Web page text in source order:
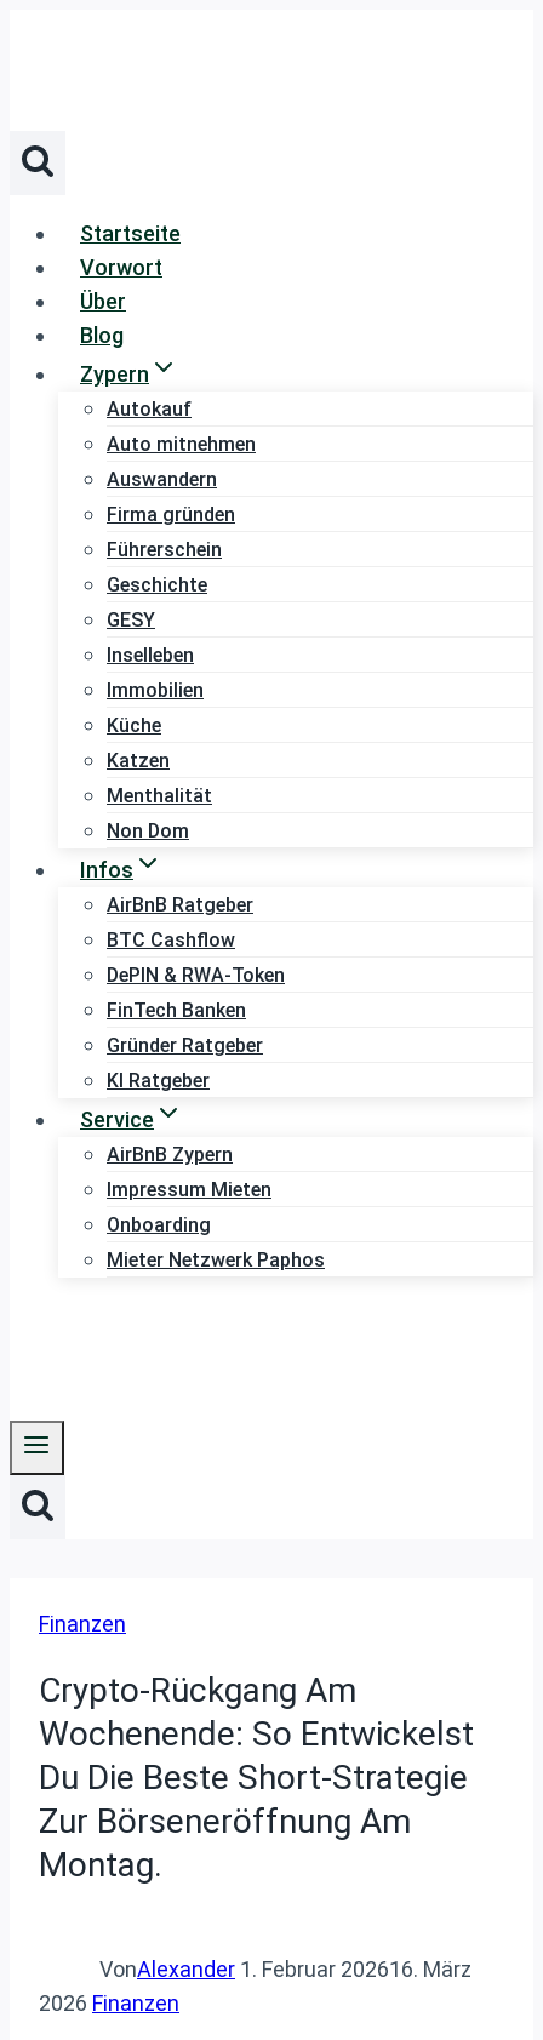
Startseite
Vorwort
Über
Blog
Zypern
Autokauf
Auto mitnehmen
Auswandern
Firma gründen
Führerschein
Geschichte
GESY
Inselleben
Immobilien
Küche
Katzen
Menthalität
Non Dom
Infos
AirBnB Ratgeber
BTC Cashflow
DePIN & RWA-Token
FinTech Banken
Gründer Ratgeber
KI Ratgeber
Service
AirBnB Zypern
Impressum Mieten
Onboarding
Mieter Netzwerk Paphos
Finanzen
Crypto-Rückgang Am
Wochenende: So Entwickelst
Du Die Beste Short-Strategie
Zur Börseneröffnung Am
Montag.
VonAlexander 1. Februar 202616. März
2026 Finanzen